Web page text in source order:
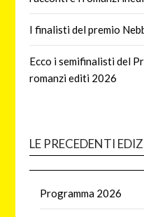
I finalisti del premio
Ecco i semifinalisti del
romanzi editi 2026
LE PRECEDENTI
Programma 2026